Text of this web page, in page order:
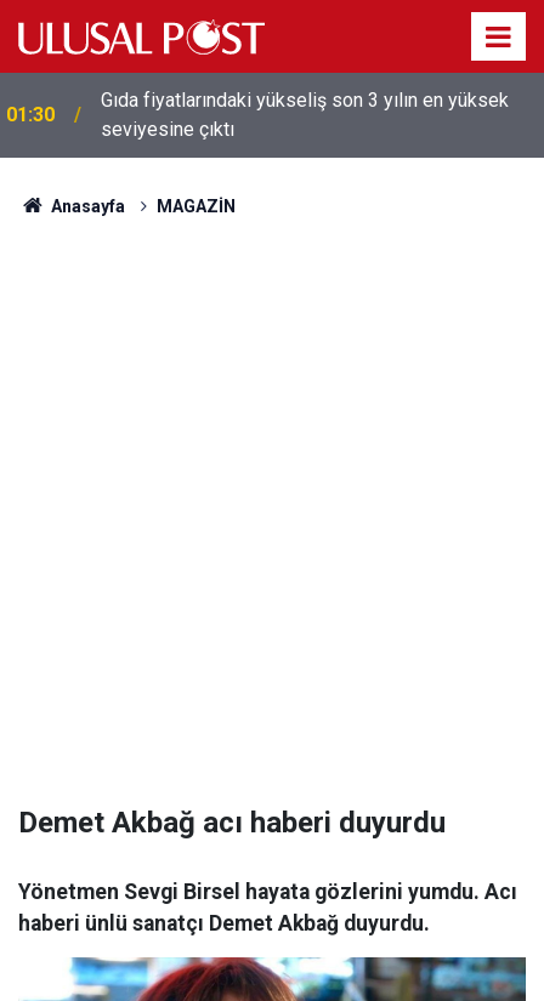
01:30
Gıda fiyatlarındaki yükseliş son 3 yılın en yüksek
seviyesine çıktı
Anasayfa MAGAZİN
Demet Akbağ acı haberi duyurdu
Yönetmen Sevgi Birsel hayata gözlerini yumdu. Acı
haberi ünlü sanatçı Demet Akbağ duyurdu.